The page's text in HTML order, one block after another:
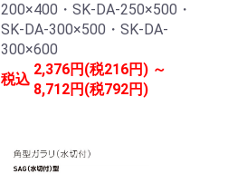
200×400・SK-DA-250×500・
SK-DA-300×500・SK-DA-
300×600
税込
2,376円(税216円) ～
8,712円(税792円)